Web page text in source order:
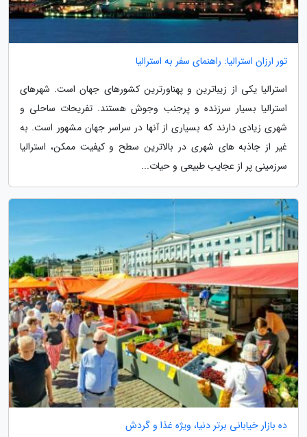
تور ارزان استرالیا: راهنمای سفر به استرالیا
استرالیا یکی از زیباترین و پهناورترین کشورهای جهان است. شهرهای
استرالیا بسیار سرزنده و پرجنب وجوش هستند. تفریحات ساحلی و
شهری زیادی دارند که بسیاری از آنها در سراسر جهان مشهور است. به
غیر از جاذبه های شهری در بالاترین سطح و کیفیت ممکن، استرالیا
سرزمینی پر از عجایب طبیعی و حیات...
ده بازار خیابانی برتر دنیا، ویژه غذا و گردش